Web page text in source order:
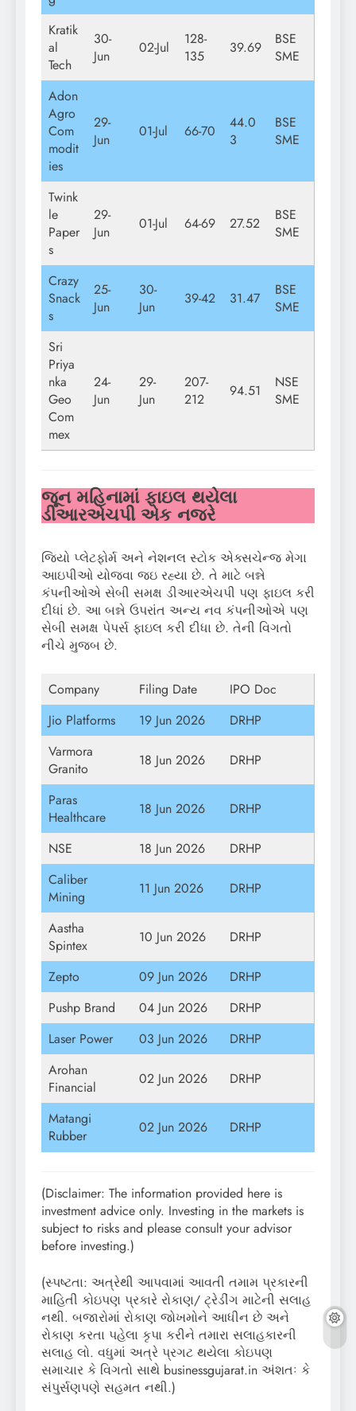
Kratik
al
Tech
30-
Jun
02-Jul
128-
135
39.69
BSE
SME
Adon
Agro
Com
modit
ies
29-
Jun
01-Jul 66-70
44.0
3
BSE
SME
Twink
le
Paper
s
29-
Jun
01-Jul 64-69 27.52
BSE
SME
Crazy
Snack
s
25-
Jun
30-
Jun
39-42 31.47
BSE
SME
Sri
Priya
nka
Geo
Com
mex
24-
Jun
29-
Jun
207-
212
94.51
NSE
SME
જૂન મહિનામાં ફાઇલ થયેલા
ડીઆરએચપી એક નજરે
જિયો પ્લેટફોર્મ અને નેશનલ સ્ટોક એક્સચેન્જ મેગા
આઇપીઓ યોજવા જઇ રહ્યા છે. તે માટે બન્ને
કંપનીઓએ સેબી સમક્ષ ડીઆરએચપી પણ ફાઇલ કરી
દીધાં છે. આ બન્ને ઉપરાંત અન્ય નવ કંપનીઓએ પણ
સેબી સમક્ષ પેપર્સ ફાઇલ કરી દીધા છે. તેની વિગતો
નીચે મુજબ છે.
Company Filing Date
IPO Doc
Jio Platforms
19 Jun 2026
DRHP
Varmora
Granito
18 Jun 2026 DRHP
Paras
Healthcare
18 Jun 2026 DRHP
NSE 18 Jun 2026
DRHP
Caliber
Mining
11 Jun 2026 DRHP
Aastha
Spintex
10 Jun 2026 DRHP
Zepto 09 Jun 2026
DRHP
Pushp Brand
04 Jun 2026
DRHP
Laser Power
03 Jun 2026
DRHP
Arohan
Financial
02 Jun 2026 DRHP
Matangi
Rubber
02 Jun 2026 DRHP
(Disclaimer: The information provided here is
investment advice only. Investing in the markets is
subject to risks and please consult your advisor
before investing.)
(સ્પષ્ટતા: અત્રેથી આપવામાં આવતી તમામ પ્રકારની
માહિતી કોઇપણ પ્રકારે રોકાણ/ ટ્રેડીંગ માટેની સલાહ
નથી. બજારોમાં રોકાણ જોખમોને આધીન છે અને
રોકાણ કરતા પહેલા કૃપા કરીને તમારા સલાહકારની
સલાહ લો. વધુમાં અત્રે પ્રગટ થયેલા કોઇપણ
સમાચાર કે વિગતો સાથે businessgujarat.in અંશતઃ કે
સંપુર્સણપણે સહમત નથી.)